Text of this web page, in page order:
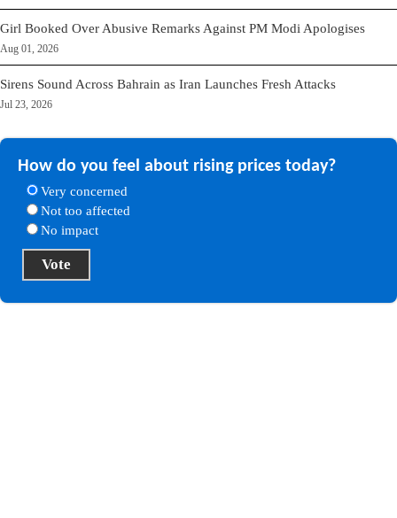
Girl Booked Over Abusive Remarks Against PM Modi Apologises
Aug 01, 2026
Sirens Sound Across Bahrain as Iran Launches Fresh Attacks
Jul 23, 2026
How do you feel about rising prices today?
Very concerned
Not too affected
No impact